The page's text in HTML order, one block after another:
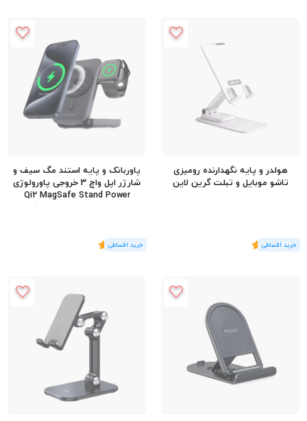
هولدر و پایه نگهدارنده رومیزی
تاشو موبایل و تبلت گرین لاین
(1رای)
5
پاوربانک و پایه استند مگ سیف و
شارژر اپل واچ 3 خروجی پاورولوژی
Qi2 MagSafe Stand Power
(1رای)
5